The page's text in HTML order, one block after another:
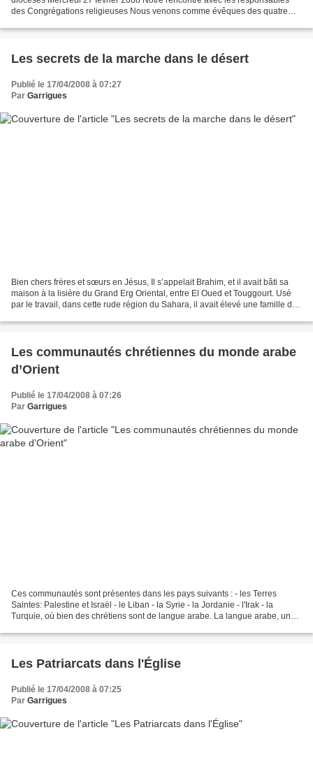
des Congrégations religieuses Nous venons comme évêques des quatre
Les secrets de la marche dans le désert
Publié le 17/04/2008 à 07:27
Par Garrigues
Bien chers frères et sœurs en Jésus, Il s’appelait Brahim, et il avait bâti sa
maison à la lisière du Grand Erg Oriental, entre El Oued et Touggourt. Usé
par le travail, dans cette rude région du Sahara, il avait élevé une famille de
Les communautés chrétiennes du monde arabe
d’Orient
Publié le 17/04/2008 à 07:26
Par Garrigues
Ces communautés sont présentes dans les pays suivants : - les Terres
Saintes: Palestine et Israël - le Liban - la Syrie - la Jordanie - l'Irak - la
Turquie, où bien des chrétiens sont de langue arabe. La langue arabe, une
Les Patriarcats dans l'Église
Publié le 17/04/2008 à 07:25
Par Garrigues